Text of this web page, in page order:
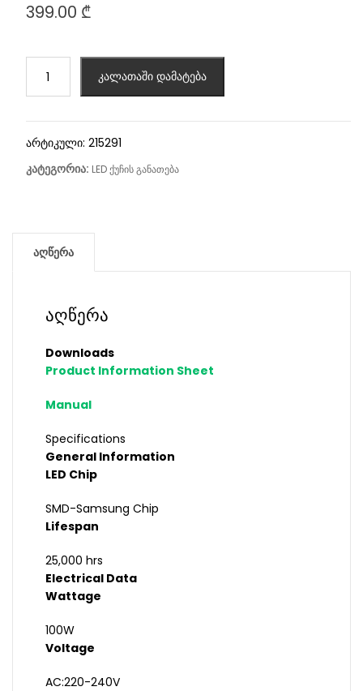
399.00 ₾
კალათაში დამატება
არტიკული: 215291
კატეგორია: LED ქუჩის განათება
აღწერა
აღწერა
Downloads
Product Information Sheet
Manual
Specifications
General Information
LED Chip
SMD-Samsung Chip
Lifespan
25,000 hrs
Electrical Data
Wattage
100W
Voltage
AC:220-240V